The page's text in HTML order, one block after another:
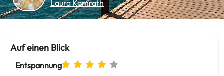
Laura Kamrath
Auf einen Blick
Entspannung